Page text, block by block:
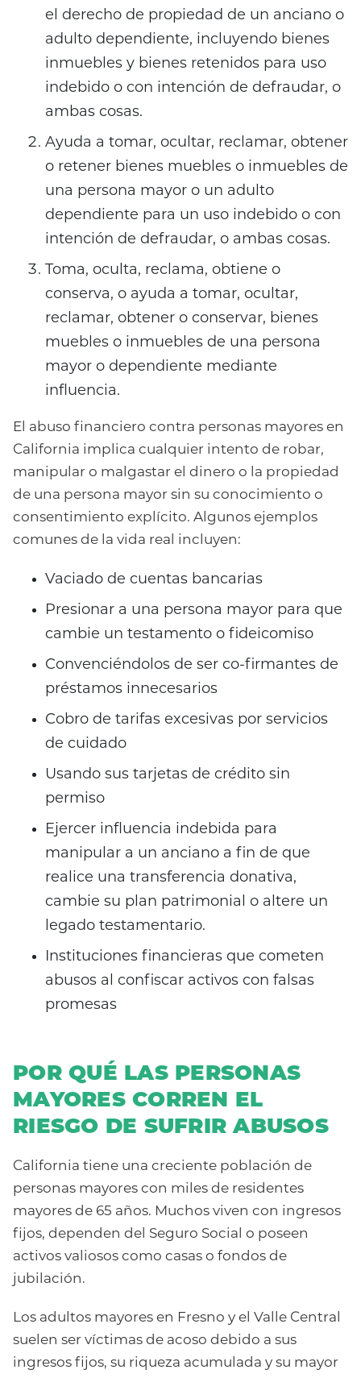
el derecho de propiedad de un anciano o
adulto dependiente, incluyendo bienes
inmuebles y bienes retenidos para uso
indebido o con intención de defraudar, o
ambas cosas.
Ayuda a tomar, ocultar, reclamar, obtener
o retener bienes muebles o inmuebles de
una persona mayor o un adulto
dependiente para un uso indebido o con
intención de defraudar, o ambas cosas.
Toma, oculta, reclama, obtiene o
conserva, o ayuda a tomar, ocultar,
reclamar, obtener o conservar, bienes
muebles o inmuebles de una persona
mayor o dependiente mediante
influencia.
El abuso financiero contra personas mayores en
California implica cualquier intento de robar,
manipular o malgastar el dinero o la propiedad
de una persona mayor sin su conocimiento o
consentimiento explícito. Algunos ejemplos
comunes de la vida real incluyen:
Vaciado de cuentas bancarias
Presionar a una persona mayor para que
cambie un testamento o fideicomiso
Convenciéndolos de ser co-firmantes de
préstamos innecesarios
Cobro de tarifas excesivas por servicios
de cuidado
Usando sus tarjetas de crédito sin
permiso
Ejercer influencia indebida para
manipular a un anciano a fin de que
realice una transferencia donativa,
cambie su plan patrimonial o altere un
legado testamentario.
Instituciones financieras que cometen
abusos al confiscar activos con falsas
promesas
POR QUÉ LAS PERSONAS
MAYORES CORREN EL
RIESGO DE SUFRIR ABUSOS
California tiene una creciente población de
personas mayores con miles de residentes
mayores de 65 años. Muchos viven con ingresos
fijos, dependen del Seguro Social o poseen
activos valiosos como casas o fondos de
jubilación.
Los adultos mayores en Fresno y el Valle Central
suelen ser víctimas de acoso debido a sus
ingresos fijos, su riqueza acumulada y su mayor